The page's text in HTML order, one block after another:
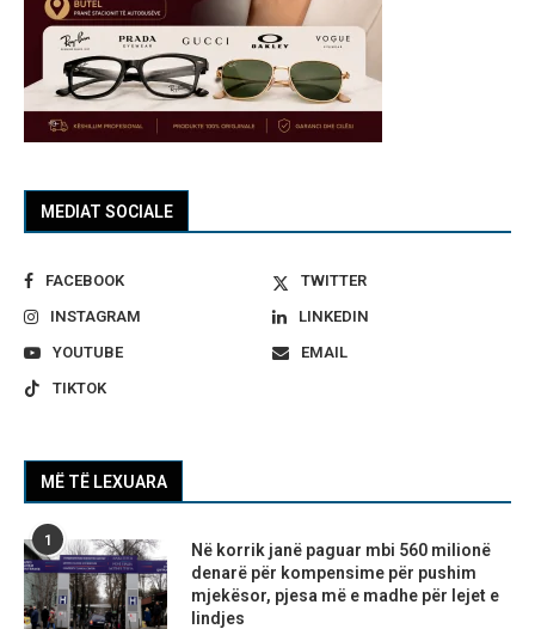
MEDIAT SOCIALE
FACEBOOK
TWITTER
INSTAGRAM
LINKEDIN
YOUTUBE
EMAIL
TIKTOK
MË TË LEXUARA
1
Në korrik janë paguar mbi 560 milionë
denarë për kompensime për pushim
mjekësor, pjesa më e madhe për lejet e
lindjes